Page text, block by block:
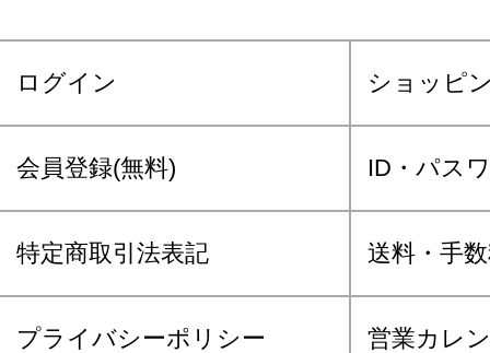
ログイン ショッピ
会員登録(無料) ID・パス
特定商取引法表記 送料・手
プライバシーポリシー 営業カレ